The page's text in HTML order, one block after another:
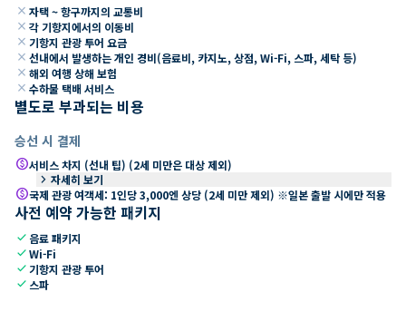
close 자택 ~ 항구까지의 교통비
close 각 기항지에서의 이동비
close 기항지 관광 투어 요금
close 선내에서 발생하는 개인 경비(음료비, 카지노, 상점, Wi-Fi, 스파, 세탁 등)
close 해외 여행 상해 보험
close 수하물 택배 서비스
별도로 부과되는 비용
승선 시 결제
paid서비스 차지 (선내 팁) (2세 미만은 대상 제외)
keyboard_arrow_right 자세히 보기
paid국제 관광 여객세: 1인당 3,000엔 상당 (2세 미만 제외) ※일본 출발 시에만 적용
사전 예약 가능한 패키지
check 음료 패키지
checkWi-Fi
check 기항지 관광 투어
check 스파